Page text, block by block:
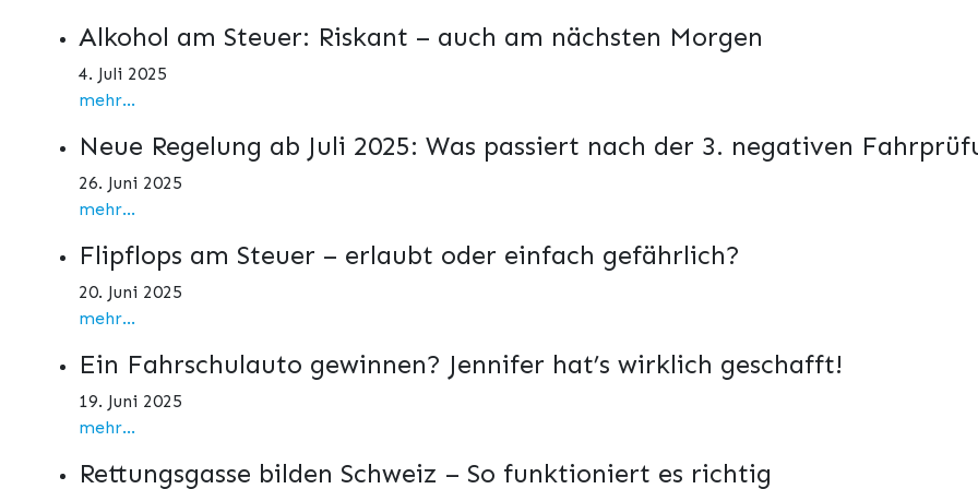
Alkohol am Steuer: Riskant – auch am nächsten Morgen
4. Juli 2025
mehr...
Neue Regelung ab Juli 2025: Was passiert nach der 3. negativen
26. Juni 2025
mehr...
Flipflops am Steuer – erlaubt oder einfach gefährlich?
20. Juni 2025
mehr...
Ein Fahrschulauto gewinnen? Jennifer hat’s wirklich geschafft!
19. Juni 2025
mehr...
Rettungsgasse bilden Schweiz – So funktioniert es richtig